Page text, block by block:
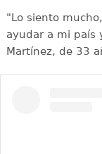
"Lo siento
ayudar a mi país
Martínez, de 33